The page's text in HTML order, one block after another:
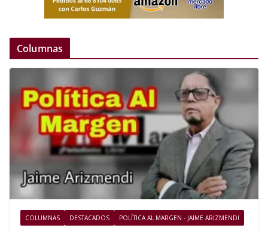
Columnas
COLUMNAS DESTACADOS POLÍTICA AL MARGEN - JAIME ARIZMENDI